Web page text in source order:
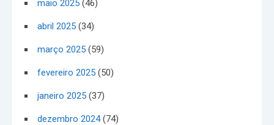
maio 2025 (46)
abril 2025 (34)
março 2025 (59)
fevereiro 2025 (50)
janeiro 2025 (37)
dezembro 2024(74)